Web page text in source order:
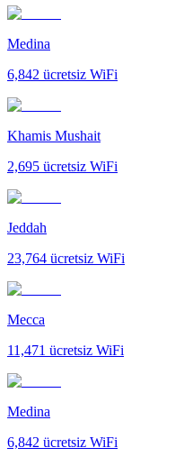
Medina
6,842 ücretsiz WiFi
Khamis Mushait
2,695 ücretsiz WiFi
Jeddah
23,764 ücretsiz WiFi
Mecca
11,471 ücretsiz WiFi
Medina
6,842 ücretsiz WiFi